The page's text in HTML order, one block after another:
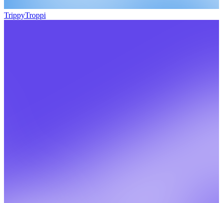
TrippyTroppi